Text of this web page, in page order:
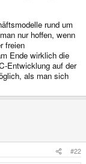
rund um
nur hoffen, wenn
freien
Ende wirklich die
Entwicklung auf der
als man sich
#22